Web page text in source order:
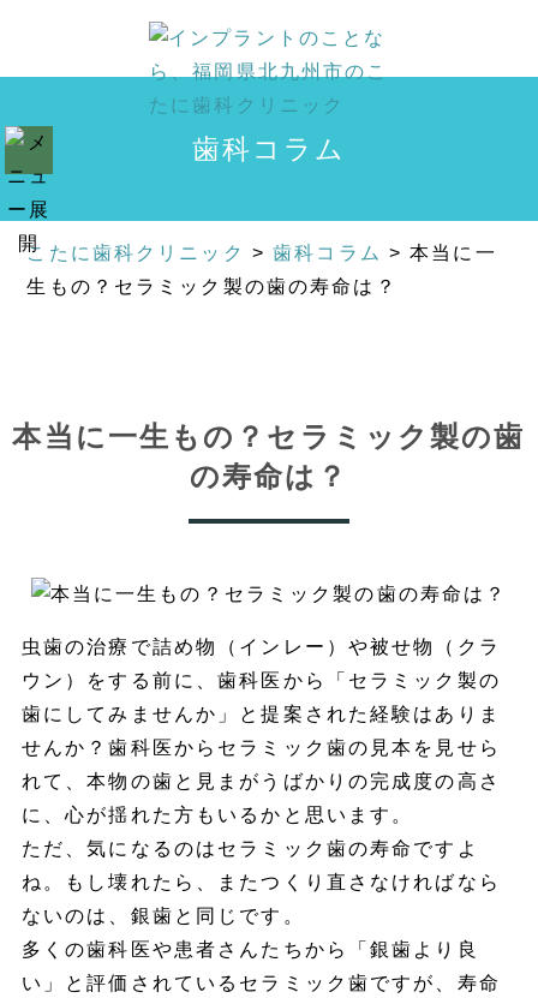
歯科コラム
こたに歯科クリニック >歯科コラム >本当に一
生もの？セラミック製の歯の寿命は？
本当に一生もの？セラミック製の歯
の寿命は？
虫歯の治療で詰め物（インレー）や被せ物（クラ
ウン）をする前に、歯科医から「セラミック製の
歯にしてみませんか」と提案された経験はありま
せんか？歯科医からセラミック歯の見本を見せら
れて、本物の歯と見まがうばかりの完成度の高さ
に、心が揺れた方もいるかと思います。
ただ、気になるのはセラミック歯の寿命ですよ
ね。もし壊れたら、またつくり直さなければなら
ないのは、銀歯と同じです。
多くの歯科医や患者さんたちから「銀歯より良
い」と評価されているセラミック歯ですが、寿命